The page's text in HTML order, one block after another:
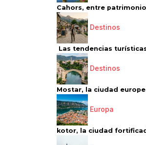
Cahors, entre
Destinos
Las tendencias
Destinos
Mostar, la ciudad
Europa
kotor, la ciudad